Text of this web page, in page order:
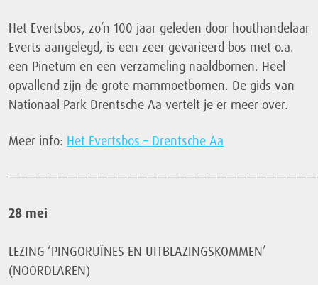
Het Evertsbos, zo’n 100 jaar geleden door houthandelaar
Everts aangelegd, is een zeer gevarieerd bos met o.a.
een Pinetum en een verzameling naaldbomen. Heel
opvallend zijn de grote mammoetbomen. De gids van
Nationaal Park Drentsche Aa vertelt je er meer over.
Meer info: Het Evertsbos – Drentsche Aa
28 mei
LEZING ‘PINGORUÏNES EN UITBLAZINGSKOMMEN’
(NOORDLAREN)